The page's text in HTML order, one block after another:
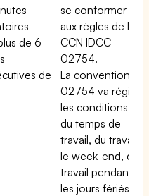
de 6
de
se conformer
aux règles de la
CCN IDCC
02754.
La convention
02754 va régir
les conditions
du temps de
travail, du travail
le week-end, du
travail pendant
les jours fériés,